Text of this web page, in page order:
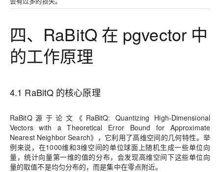
四、RaBitQ 在 pgvector 中
的工作原理
4.1 RaBitQ 的核心原理
RaBitQ源于论文《RaBitQ: Quantizing High-Dimensional
Vectors with a Theoretical Error Bound for Approximate
Nearest Neighbor Search》，它利用了高维空间的几何特性。举
例来说，在1000维和3维空间的单位球面上随机生成一些单位向
量，统计向量第一维的值的分布，会发现高维空间下这些单位向
量的取值不是均匀分布的，而是集中在零点附近。